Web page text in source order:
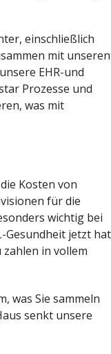
einschließlich
mit unseren
EHR-und
Prozesse und
was mit
Kosten von
für die
wichtig bei
Gesundheit jetzt hat
in vollem
was Sie sammeln
senkt unsere